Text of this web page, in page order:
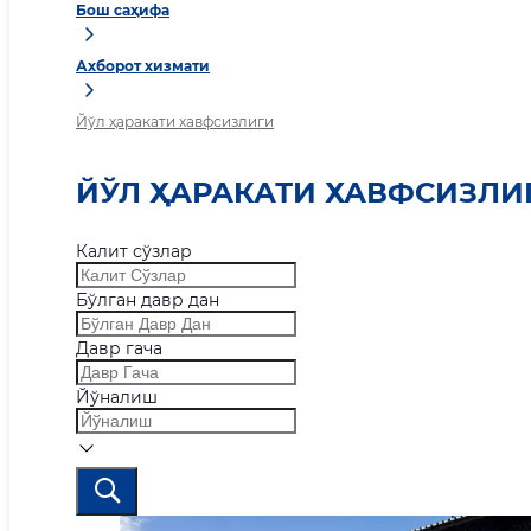
Бош саҳифа
Ахборот хизмати
Йўл ҳаракати хавфсизлиги
ЙЎЛ ҲАРАКАТИ
Калит сўзлар
Бўлган давр дан
Давр гача
Йўналиш